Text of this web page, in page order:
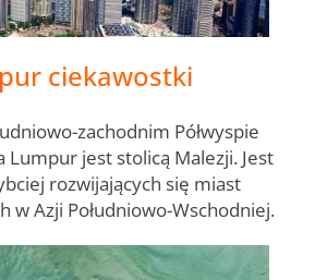
ciekawostki
zachodnim Półwyspie
Lumpur jest stolicą Malezji. Jest
rozwijających się miast
w Azji Południowo-Wschodniej.